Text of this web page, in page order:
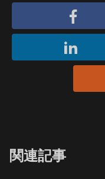
関連記事